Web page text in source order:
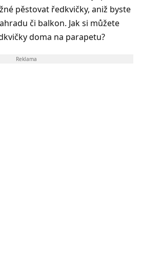
pěstovat ředkvičky, aniž byste
či balkon. Jak si můžete
doma na parapetu?
Reklama